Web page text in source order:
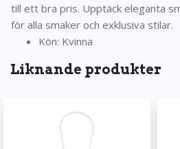
till ett bra pris. Upptäck eleganta
för alla smaker och exklusiva stilar.
Kön: Kvinna
Liknande produkter